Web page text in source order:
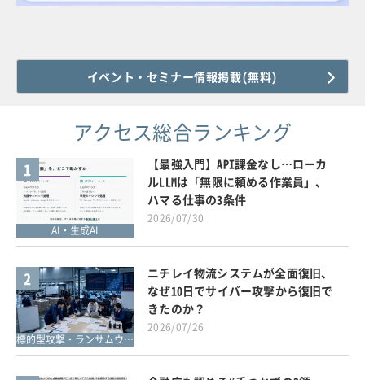
イベント・セミナー情報掲載(無料)
アクセス総合ランキング
1
AI・生成AI
【最強入門】API課金なし…ローカ
ルLLMは「無限に頼める作業員」、
ハマる仕事の3条件
2026/07/30
2
標的型攻撃・ランサムウェア対策
ニチレイ物流システムが全面復旧、
なぜ10日でサイバー攻撃から復旧で
きたのか？
2026/07/26